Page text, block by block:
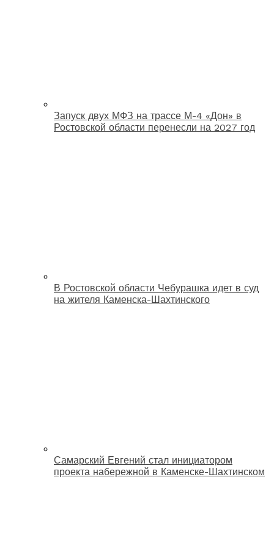
Запуск двух МФЗ на трассе М-4 «Дон» в
Ростовской области перенесли на 2027 год
В Ростовской области Чебурашка идет в суд
на жителя Каменска-Шахтинского
Самарский Евгений стал инициатором
проекта набережной в Каменске-Шахтинском